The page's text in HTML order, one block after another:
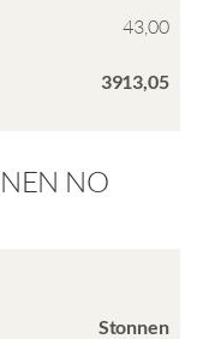
43,00
3913,05
NO
Stonnen